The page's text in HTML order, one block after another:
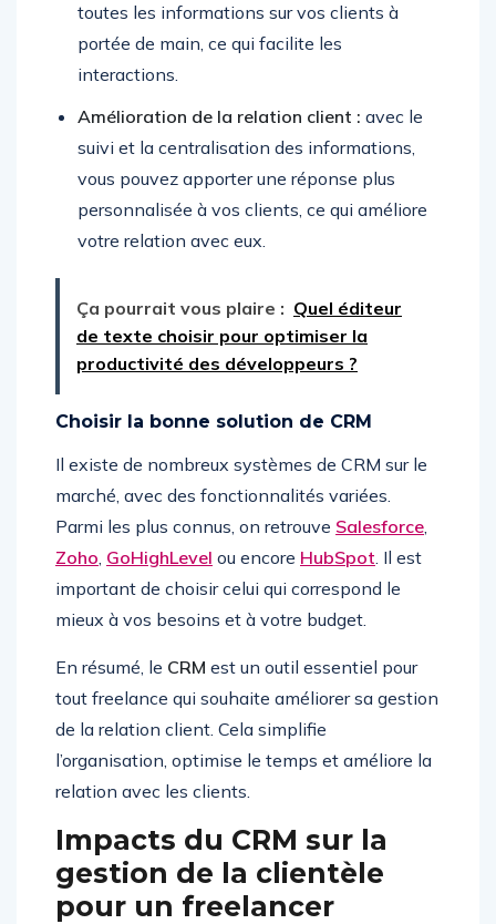
toutes les informations sur vos clients à
portée de main, ce qui facilite les
interactions.
Amélioration de la relation client : avec le
suivi et la centralisation des informations,
vous pouvez apporter une réponse plus
personnalisée à vos clients, ce qui améliore
votre relation avec eux.
Ça pourrait vous plaire : Quel éditeur
de texte choisir pour optimiser la
productivité des développeurs ?
Choisir la bonne solution de CRM
Il existe de nombreux systèmes de CRM sur le
marché, avec des fonctionnalités variées.
Parmi les plus connus, on retrouve Salesforce,
Zoho, GoHighLevel ou encore HubSpot. Il est
important de choisir celui qui correspond le
mieux à vos besoins et à votre budget.
En résumé, le CRM est un outil essentiel pour
tout freelance qui souhaite améliorer sa gestion
de la relation client. Cela simplifie
l’organisation, optimise le temps et améliore la
relation avec les clients.
Impacts du CRM sur la
gestion de la clientèle
pour un freelancer